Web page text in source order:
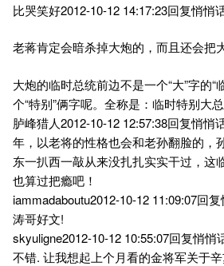
比哭笑好2012-10-12 14:17:23回复悄悄
老蒋肯定会暗杀掉大炮的，而且还会把
大炮的临时总统前边不是一个“大”字的“
个“特别”俩字呢。全称是：临时特别大
胪峰猎人2012-10-12 12:57:38回复悄悄
年，以老将的性格也会和老孙翻脸的，
东一扒西一敲从来没扎扎实实干过，这
也算过把瘾吧！
iammadaboutu2012-10-12 11:09:07回
涛哥好文!
skyuligne2012-10-12 10:55:07回复悄悄
不错. 让我想起上个月看的金将军关于